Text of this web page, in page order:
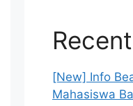
[New] Info
Mahasiswa